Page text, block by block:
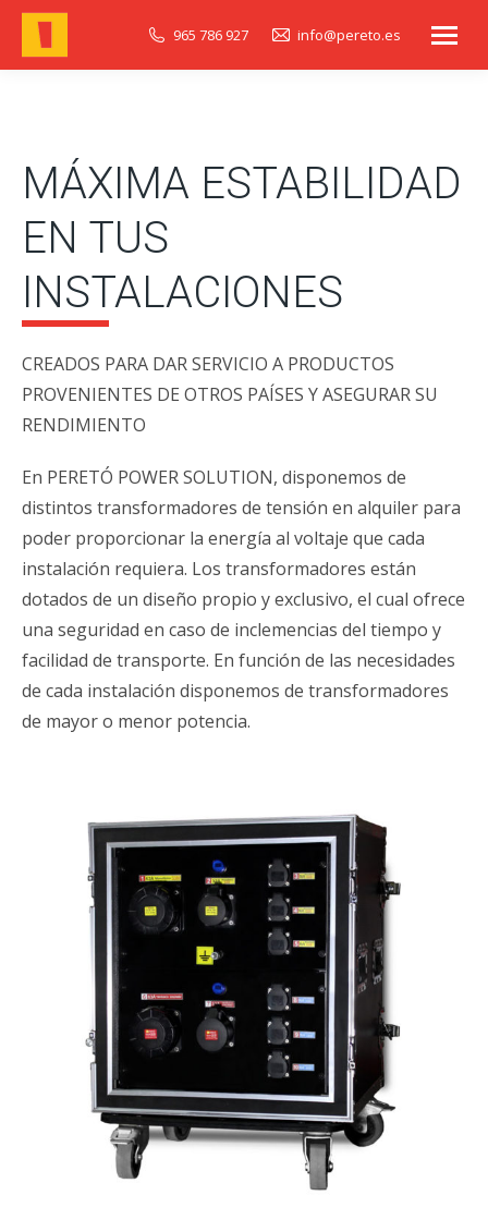
965 786 927 info@pereto.es
MÁXIMA ESTABILIDAD
EN TUS
INSTALACIONES
CREADOS PARA DAR SERVICIO A PRODUCTOS
PROVENIENTES DE OTROS PAÍSES Y ASEGURAR SU
RENDIMIENTO
En PERETÓ POWER SOLUTION, disponemos de
distintos transformadores de tensión en alquiler para
poder proporcionar la energía al voltaje que cada
instalación requiera. Los transformadores están
dotados de un diseño propio y exclusivo, el cual ofrece
una seguridad en caso de inclemencias del tiempo y
facilidad de transporte. En función de las necesidades
de cada instalación disponemos de transformadores
de mayor o menor potencia.